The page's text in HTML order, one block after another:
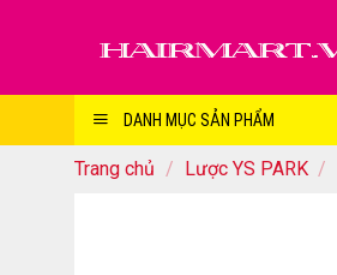
DANH MỤC SẢN PHẨM
Trang chủ / Lược YS PARK /